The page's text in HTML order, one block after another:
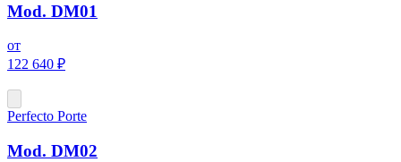
Mod. DM01
от
122 640 ₽
Perfecto Porte
Mod. DM02